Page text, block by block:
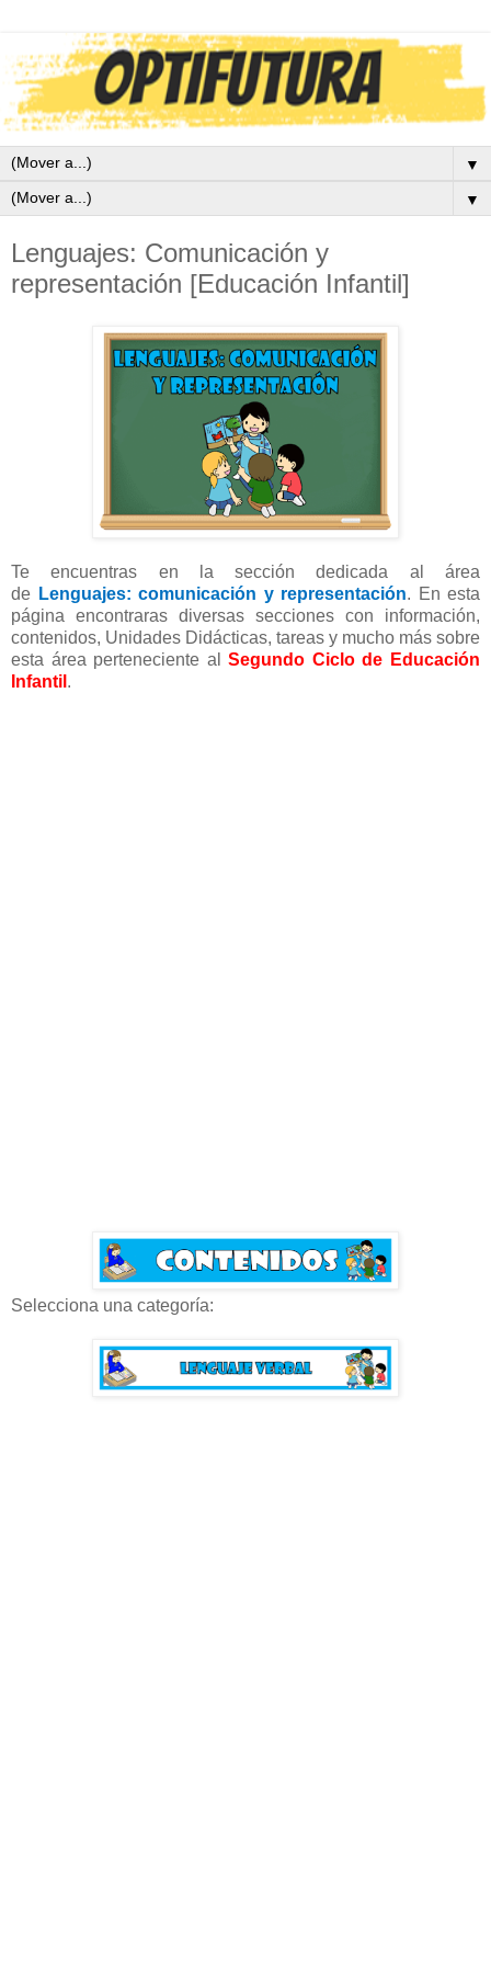
▼
▼
Lenguajes: Comunicación y
representación [Educación Infantil]
Te encuentras en la sección dedicada al área
de Lenguajes: comunicación y representación. En esta
página encontraras diversas secciones con información,
contenidos, Unidades Didácticas, tareas y mucho más sobre
esta área perteneciente alSegundo Ciclo de Educación
Infantil .
Selecciona una categoría: